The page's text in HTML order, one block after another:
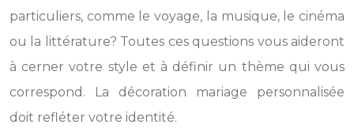
particuliers, comme le voyage, la musique, le cinéma
ou la littérature? Toutes ces questions vous aideront
à cerner votre style et à définir un thème qui vous
correspond. La décoration mariage personnalisée
doit refléter votre identité.